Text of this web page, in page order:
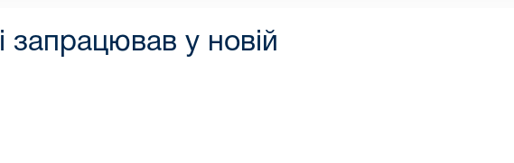
запрацював у новій